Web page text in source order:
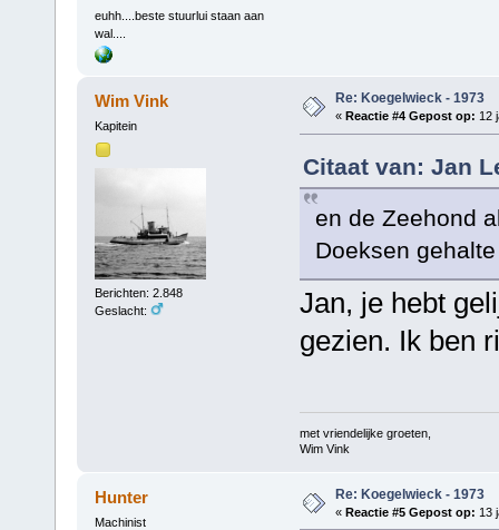
euhh....beste stuurlui staan aan
wal....
Wim Vink
Kapitein
Berichten: 2.848
Geslacht:
Re: Koegelwieck - 1973
« Reactie #4 Gepost op: 12
Citaat van: Jan
en de Zeehond
Doeksen
Jan, je hebt
gezien. Ik ben
met vriendelijke groeten,
Wim Vink
Hunter
Machinist
Re: Koegelwieck - 1973
« Reactie #5 Gepost op: 13